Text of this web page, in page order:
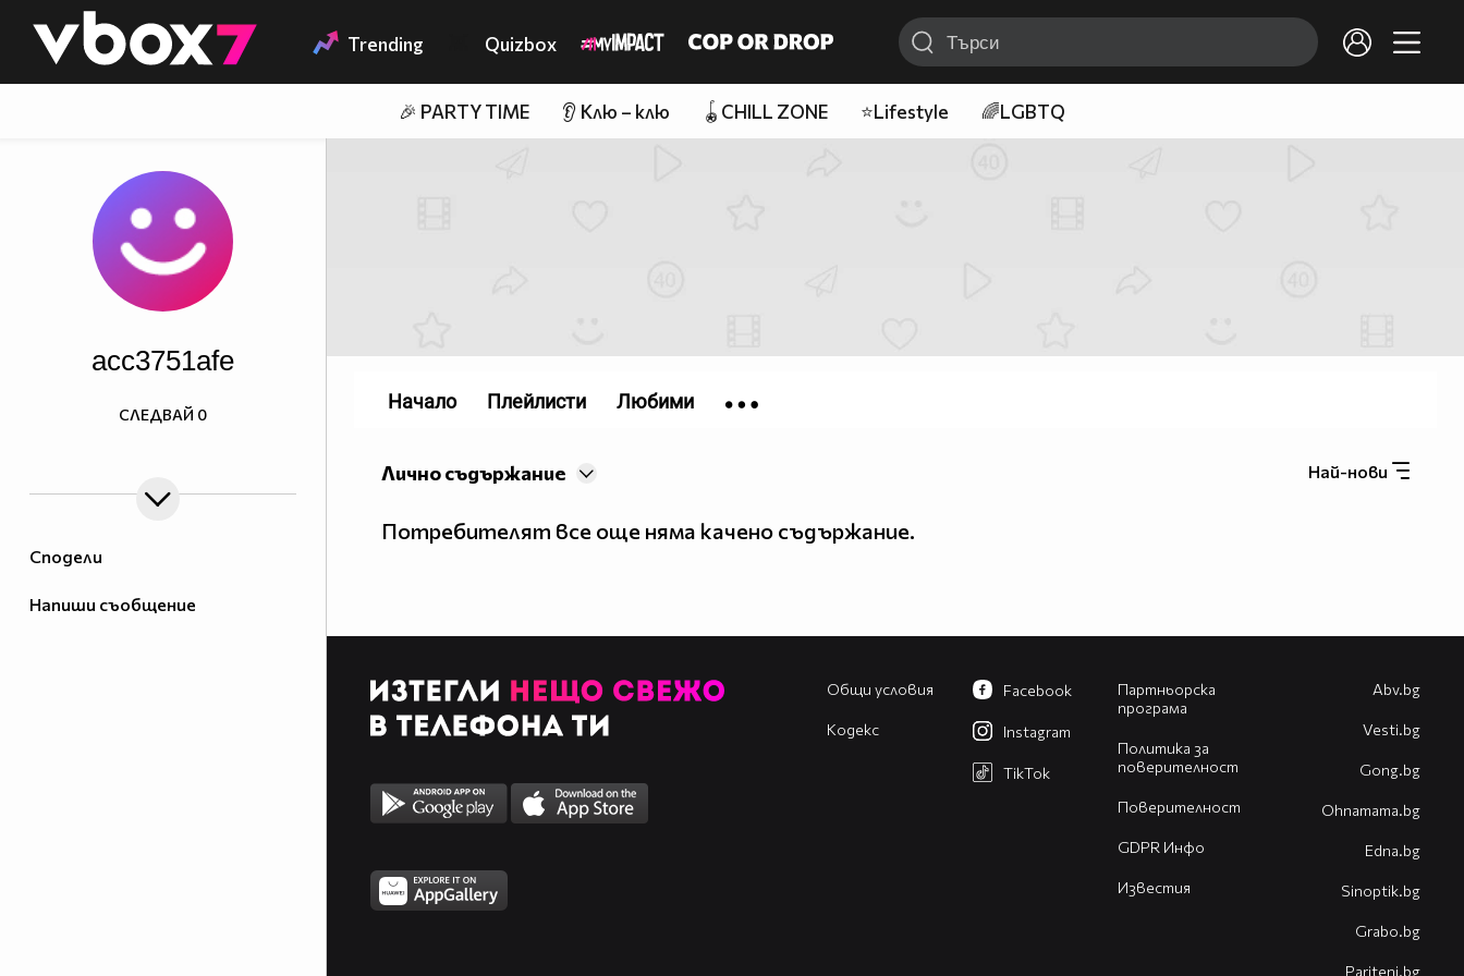
👾 Trending Quizbox
🎉 PARTY TIME 👂 Клю – клю 🪀CHILL ZONE ⭐Lifestyle 🌈LGBTQ
Сподели
Напиши съобщение
acc3751afe
СЛЕДВАЙ 0
Най-нови
Лично съдържание
Потребителят все още няма качено съдържание.
Начало Плейлисти Любими
Общи условия
Кодекс
Партньорска
програма
Политика за
поверителност
Поверителност
GDPR Инфо
Известия
Facebook
Instagram
TikTok
Abv.bg
Vesti.bg
Gong.bg
Оhnamama.bg
Edna.bg
Sinoptik.bg
Grabo.bg
Pariteni.bg